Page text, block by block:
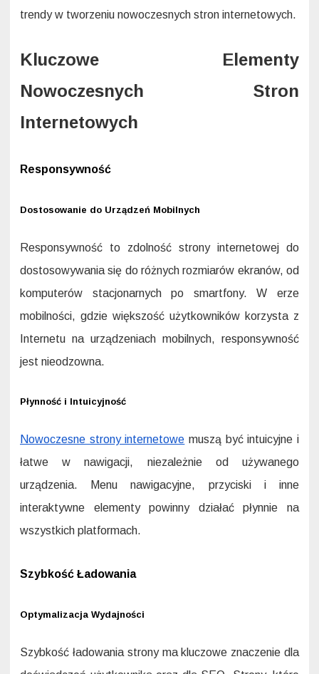
trendy w tworzeniu nowoczesnych stron internetowych.
Kluczowe Elementy
Nowoczesnych Stron
Internetowych
Responsywność
Dostosowanie do Urządzeń Mobilnych
Responsywność to zdolność strony internetowej do
dostosowywania się do różnych rozmiarów ekranów, od
komputerów stacjonarnych po smartfony. W erze
mobilności, gdzie większość użytkowników korzysta z
Internetu na urządzeniach mobilnych, responsywność
jest nieodzowna.
Płynność i Intuicyjność
Nowoczesne strony internetowe muszą być intuicyjne i
łatwe w nawigacji, niezależnie od używanego
urządzenia. Menu nawigacyjne, przyciski i inne
interaktywne elementy powinny działać płynnie na
wszystkich platformach.
Szybkość Ładowania
Optymalizacja Wydajności
Szybkość ładowania strony ma kluczowe znaczenie dla